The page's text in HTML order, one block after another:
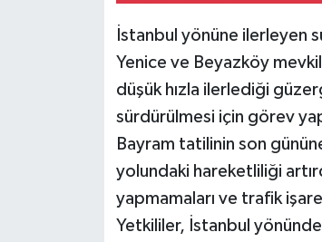
İstanbul yönüne ilerleyen
Yenice ve Beyazköy
düşük hızla ilerlediği
sürdürülmesi için görev
Bayram tatilinin son
yolundaki hareketliliği
yapmamaları ve trafik
Yetkililer, İstanbul